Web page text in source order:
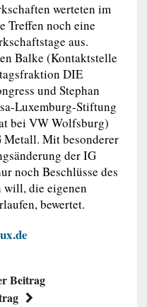
werteten im
Treffen noch eine
aus.
Balke (Kontaktstelle
DIE
und Stephan
Luxemburg-Stiftung
bei VW Wolfsburg)
Metall. Mit besonderer
der IG
noch Beschlüsse des
will, die eigenen
bewertet.
Beitrag